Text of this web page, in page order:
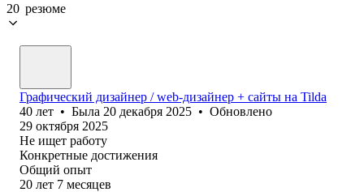
20 резюме
Графический дизайнер / web-дизайнер + сайты на Tilda
40 лет • Была 20 декабря 2025 • Обновлено
29 октября 2025
Не ищет работу
Конкретные достижения
Общий опыт
20 лет 7 месяцев